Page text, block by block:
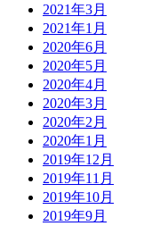
2021年3月
2021年1月
2020年6月
2020年5月
2020年4月
2020年3月
2020年2月
2020年1月
2019年12月
2019年11月
2019年10月
2019年9月